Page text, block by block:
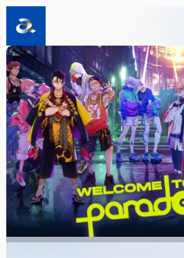
Homeニュースメルマガ